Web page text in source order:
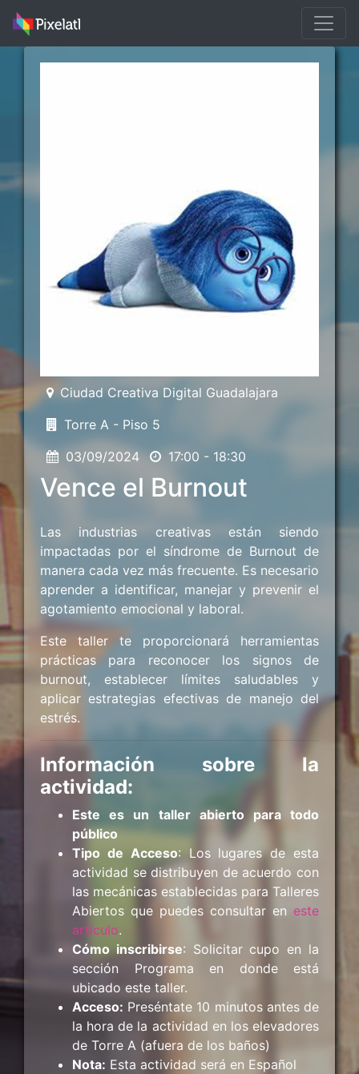
Ciudad Creativa Digital Guadalajara
Torre A - Piso 5
03/09/2024
17:00 - 18:30
Vence el Burnout
Las industrias creativas están siendo
impactadas por el síndrome de Burnout de
manera cada vez más frecuente. Es necesario
aprender a identificar, manejar y prevenir el
agotamiento emocional y laboral.
Este taller te proporcionará herramientas
prácticas para reconocer los signos de
burnout, establecer límites saludables y
aplicar estrategias efectivas de manejo del
estrés.
Información sobre la
actividad:
Este es un taller abierto para todo
público
Tipo de Acceso: Los lugares de esta
actividad se distribuyen de acuerdo con
las mecánicas establecidas para Talleres
Abiertos que puedes consultar en este
artículo.
Cómo inscribirse: Solicitar cupo en la
sección Programa en donde está
ubicado este taller.
Acceso: Preséntate 10 minutos antes de
la hora de la actividad en los elevadores
de Torre A (afuera de los baños)
Nota: Esta actividad será en Español